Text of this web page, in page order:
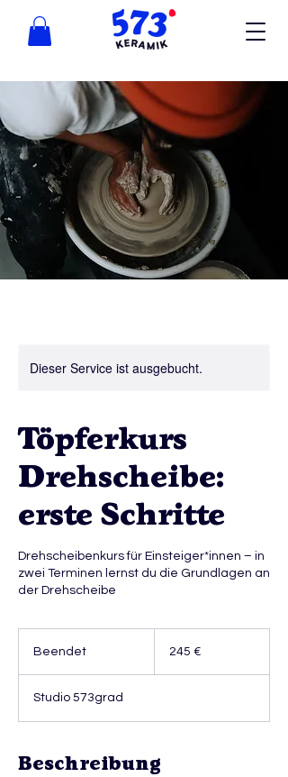
Dieser Service ist ausgebucht.
Töpferkurs
Drehscheibe:
erste Schritte
Drehscheibenkurs für Einsteiger*innen – in
zwei Terminen lernst du die Grundlagen an
der Drehscheibe
Beendet
n
d
245 €
Studio 573grad
Beschreibung